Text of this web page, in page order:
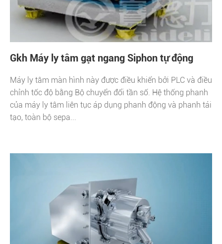
Gkh Máy ly tâm gạt ngang Siphon tự động
Máy ly tâm màn hình này được điều khiển bởi PLC và điều
chỉnh tốc độ bằng Bộ chuyển đổi tần số. Hệ thống phanh
của máy ly tâm liên tục áp dụng phanh động và phanh tái
tạo, toàn bộ sepa...